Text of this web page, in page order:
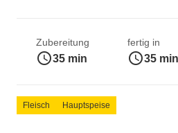
Zubereitung
access_time35 min
fertig in
access_time35 min
Fleisch Hauptspeise